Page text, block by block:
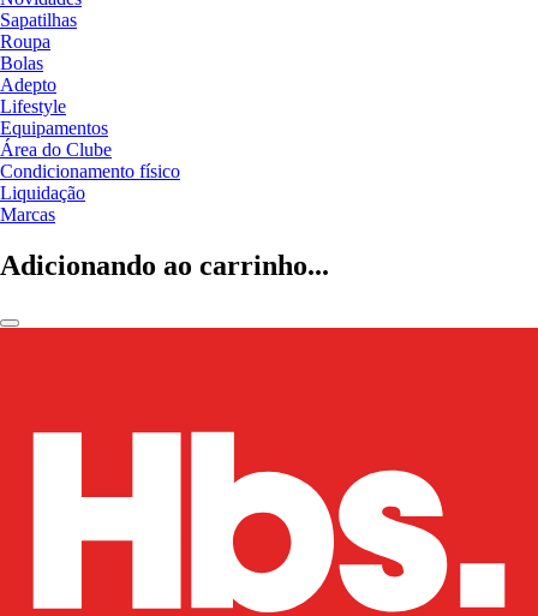
Sapatilhas
Roupa
Bolas
Adepto
Lifestyle
Equipamentos
Área do Clube
Condicionamento físico
Liquidação
Marcas
Adicionando ao carrinho...